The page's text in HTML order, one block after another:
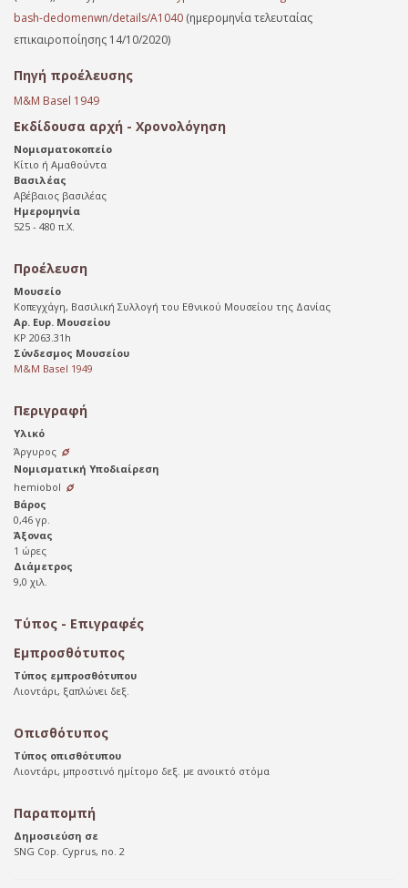
bash-dedomenwn/details/A1040 (ημερομηνία τελευταίας
επικαιροποίησης 14/10/2020)
Πηγή προέλευσης
M&M Basel 1949
Εκδίδουσα αρχή - Χρονολόγηση
Νομισματοκοπείο
Κίτιο ή Αμαθούντα
Βασιλέας
Αβέβαιος βασιλέας
Ημερομηνία
525 - 480 π.X.
Προέλευση
Μουσείο
Κοπεγχάγη, Βασιλική Συλλογή του Εθνικού Μουσείου της Δανίας
Αρ. Ευρ. Μουσείου
KP 2063.31h
Σύνδεσμος Μουσείου
M&M Basel 1949
Περιγραφή
Υλικό
Άργυρος
Νομισματική Υποδιαίρεση
hemiobol
Βάρος
0,46 γρ.
Άξονας
1 ώρες
Διάμετρος
9,0 χιλ.
Τύπος - Επιγραφές
Εμπροσθότυπος
Τύπος εμπροσθότυπου
Λιοντάρι, ξαπλώνει δεξ.
Οπισθότυπος
Τύπος οπισθότυπου
Λιοντάρι, μπροστινό ημίτομο δεξ. με ανοικτό στόμα
Παραπομπή
Δημοσιεύση σε
SNG Cop. Cyprus, no. 2